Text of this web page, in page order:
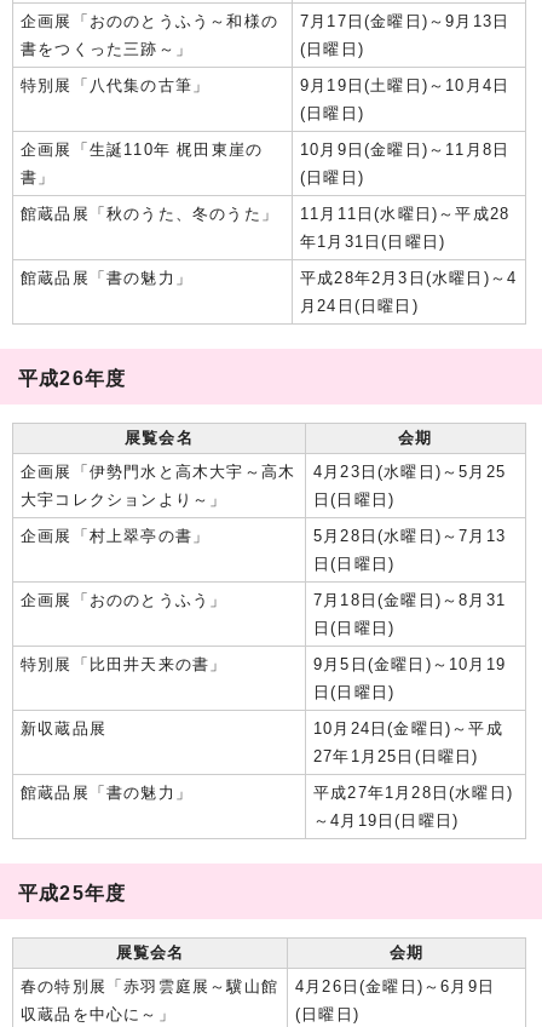
企画展「おののとうふう～和様の
書をつくった三跡～」
7月17日(金曜日)～9月13日
(日曜日)
特別展「八代集の古筆」
9月19日(土曜日)～10月4日
(日曜日)
企画展「生誕110年 梶田東崖の
書」
10月9日(金曜日)～11月8日
(日曜日)
館蔵品展「秋のうた、冬のうた」
11月11日(水曜日)～平成28
年1月31日(日曜日)
館蔵品展「書の魅力」
平成28年2月3日(水曜日)～4
月24日(日曜日)
平成26年度
展覧会名
会期
企画展「伊勢門水と高木大宇～高木
大宇コレクションより～」
4月23日(水曜日)～5月25
日(日曜日)
企画展「村上翠亭の書」
5月28日(水曜日)～7月13
日(日曜日)
企画展「おののとうふう」
7月18日(金曜日)～8月31
日(日曜日)
特別展「比田井天来の書」
9月5日(金曜日)～10月19
日(日曜日)
新収蔵品展
10月24日(金曜日)～平成
27年1月25日(日曜日)
館蔵品展「書の魅力」
平成27年1月28日(水曜日)
～4月19日(日曜日)
平成25年度
展覧会名
会期
春の特別展「赤羽雲庭展～驥山館
収蔵品を中心に～」
4月26日(金曜日)～6月9日
(日曜日)